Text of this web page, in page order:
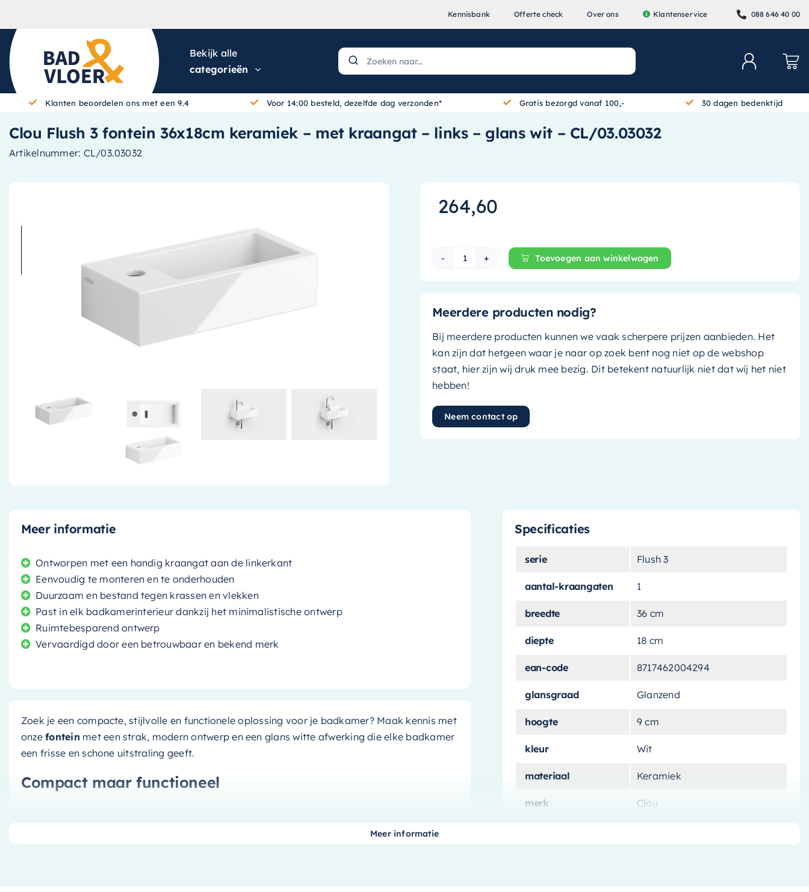
Kennisbank Offerte check Over ons Klantenservice 088 646 40 00
Bekijk alle
categorieën
Klanten beoordelen ons met een 9.4 Voor 14:00 besteld, dezelfde dag verzonden* Gratis bezorgd vanaf 100,- 30 dagen bedenktijd
Clou Flush 3 fontein 36x18cm keramiek – met kraangat – links – glans wit – CL/03.03032
Artikelnummer: CL/03.03032
264,60
Clou Flush 3 fontein 36x18cm keramiek - met kraangat - links - glans wit -
Toevoegen aan winkelwagen
Meerdere producten nodig?
Bij meerdere producten kunnen we vaak scherpere prijzen aanbieden. Het
kan zijn dat hetgeen waar je naar op zoek bent nog niet op de webshop
staat, hier zijn wij druk mee bezig. Dit betekent natuurlijk niet dat wij het niet
hebben!
Neem contact op
Meer informatie
Ontworpen met een handig kraangat aan de linkerkant
Eenvoudig te monteren en te onderhouden
Duurzaam en bestand tegen krassen en vlekken
Past in elk badkamerinterieur dankzij het minimalistische ontwerp
Ruimtebesparend ontwerp
Vervaardigd door een betrouwbaar en bekend merk
Zoek je een compacte, stijlvolle en functionele oplossing voor je badkamer? Maak kennis met
onzefontein met een strak, modern ontwerp en een glans witte afwerking die elke badkamer
een frisse en schone uitstraling geeft.
Compact maar functioneel
compacte formaat, biedt het voldoende ruimte om je handen te wassen. De fontein is
Specificaties
serie Flush 3
aantal-kraangaten 1
breedte 36 cm
diepte 18 cm
ean-code 8717462004294
glansgraad Glanzend
hoogte 9 cm
kleur Wit
materiaal Keramiek
merk Clou
Meer informatie